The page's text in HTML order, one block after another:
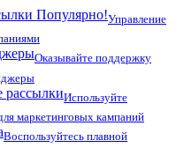
Популярно!Управление
Оказывайте поддержку
рассылкиИспользуйте
маркетинговых кампаний
Воспользуйтесь плавной